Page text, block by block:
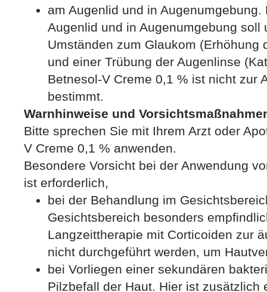
am Augenlid und in Augenumgebung.
Augenlid und in Augenumgebung soll
Umständen zum Glaukom (Erhöhung
und einer Trübung der Augenlinse
Betnesol-V Creme 0,1 % ist nicht zur
bestimmt.
Warnhinweise und
Bitte sprechen Sie mit Ihrem Arzt oder
V Creme 0,1 % anwenden.
Besondere Vorsicht bei der Anwendung
ist erforderlich,
bei der Behandlung im
Gesichtsbereich besonders
Langzeittherapie mit Corticoiden zur
nicht durchgeführt werden, um
bei Vorliegen einer sekundären
Pilzbefall der Haut. Hier ist zusätzlich